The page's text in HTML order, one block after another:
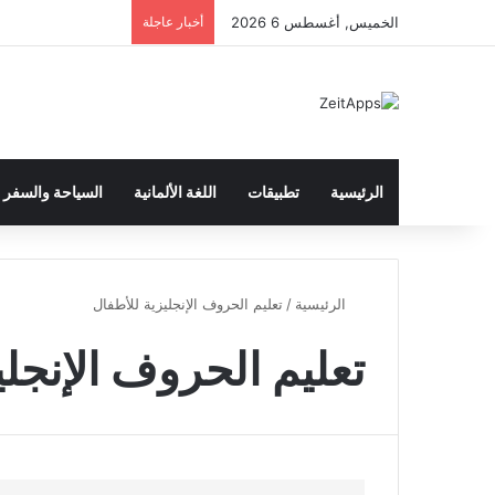
الخميس, أغسطس 6 2026 أخبار عاجلة
الرئيسية تطبيقات اللغة الألمانية السياحة والسفر
الرئيسية / تعليم الحروف الإنجليزية للأطفال
تعليم الحروف